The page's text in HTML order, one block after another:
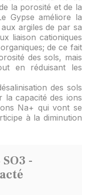
la porosité et de la
Gypse améliore la
argiles de par sa
liaison cationiques
de ce fait
des sols, mais
en réduisant les
des sols
la capacité des ions
Na+ qui vont se
à la diminution
-